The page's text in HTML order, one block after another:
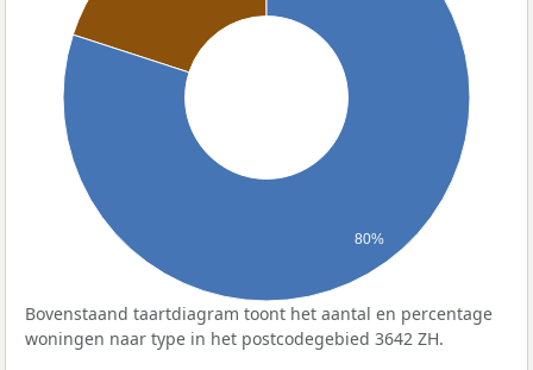
80%
Bovenstaand taartdiagram toont het aantal en percentage
woningen naar type in het postcodegebied 3642 ZH.